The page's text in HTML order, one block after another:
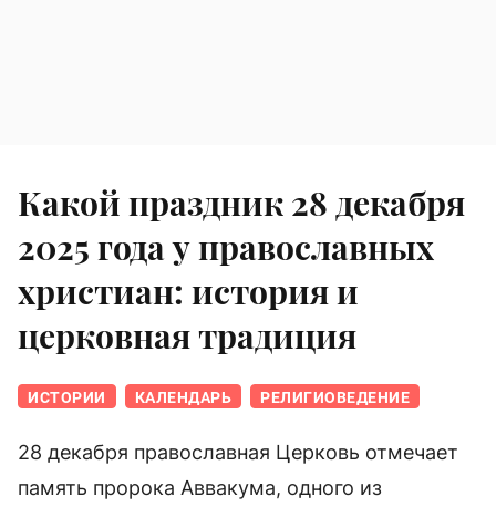
Какой праздник 28 декабря
2025 года у православных
христиан: история и
церковная традиция
ИСТОРИИ КАЛЕНДАРЬ РЕЛИГИОВЕДЕНИЕ
28 декабря православная Церковь отмечает
память пророка Аввакума, одного из